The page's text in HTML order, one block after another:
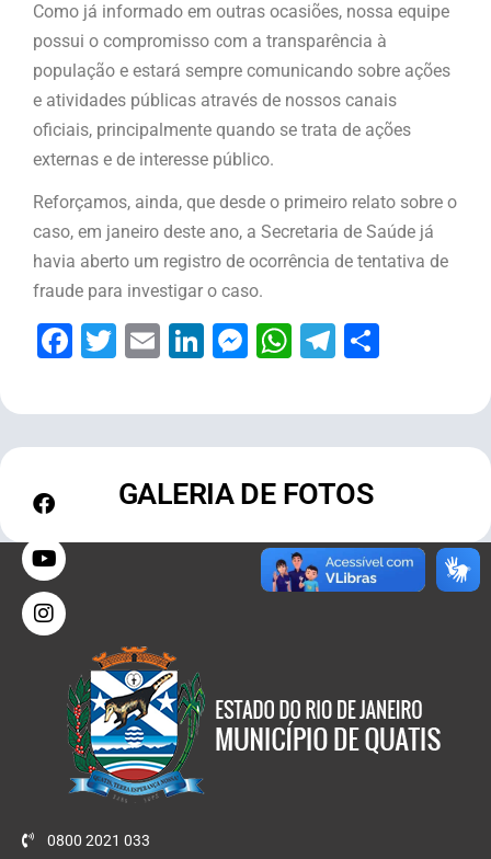
Como já informado em outras ocasiões, nossa equipe
possui o compromisso com a transparência à
população e estará sempre comunicando sobre ações
e atividades públicas através de nossos canais
oficiais, principalmente quando se trata de ações
externas e de interesse público.
Reforçamos, ainda, que desde o primeiro relato sobre o
caso, em janeiro deste ano, a Secretaria de Saúde já
havia aberto um registro de ocorrência de tentativa de
fraude para investigar o caso.
Facebook
Twitter
EmailLinkedIn
Messenger
WhatsApp
Telegram
GALERIA DE FOTOS
0800 2021 033